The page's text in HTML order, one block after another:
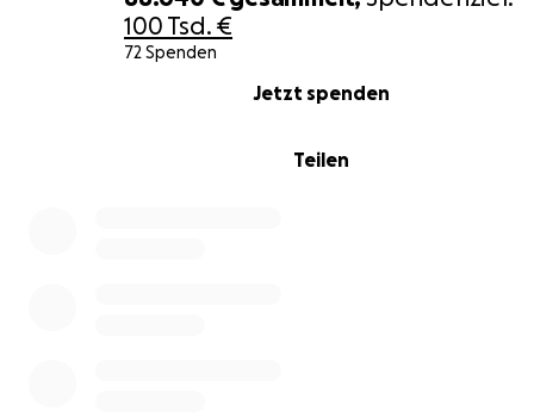
100 Tsd. €
72 Spenden
Teilen
Jetzt spenden
Wir sind seit 16.9.2025 eine
mit der Nummer BI-32311. Daher können Spenden an
abgesetzt werden wenn wirVor- und Nachname (laut